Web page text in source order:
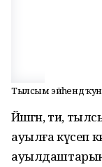
Тылсым эйәһендә
Йәшәгән, ти,
ауылға күсеп